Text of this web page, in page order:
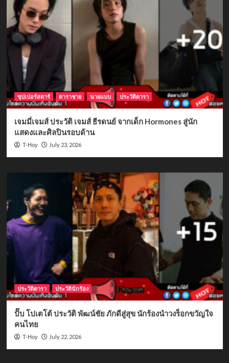
ซุปเปอร์สตาร์ ดาราชาย นายแบบ ประวัติดารา
เจมมี่เจมส์ ประวัติ เจมส์ ธีรดนย์ จากเด็ก Hormones สู่นัก
แสดงและศิลปินรอบด้าน
T-Hoy July 23, 2026
ประวัติดารา ประวัตินักร้อง
ปั๊บ โปเตโต้ ประวัติ พัฒน์ชัย ภักดีสู่สุข นักร้องนำวงร็อกขวัญใจ
คนไทย
T-Hoy July 22, 2026